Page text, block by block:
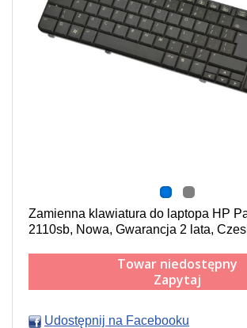
Zamienna klawiatura do laptopa HP
2110sb, Nowa, Gwarancja 2 lata,
Towar niedostępny
Zapytaj
Udostępnij na Facebooku